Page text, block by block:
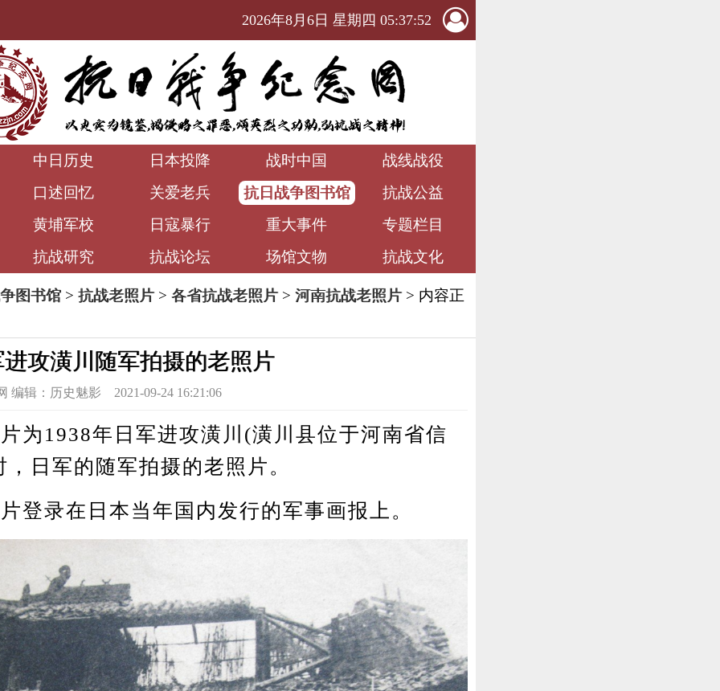
2026年8月6日 星期四 05:37:54
中日历史 日本投降 战时中国
战线战役
口述回忆
关爱老兵 抗日战争图书馆
抗战公益
黄埔军校
日寇暴行 重大事件
专题栏目
抗战研究
抗战论坛 场馆文物 抗战文化
图书馆 > 抗战老照片> 各省抗战老照片> 河南抗战老照片> 内容正
进攻潢川随军拍摄的老照片
编辑：历史魅影 2021-09-24 16:21:06
1938年日军进攻潢川(潢川县位于河南省信
日军的随军拍摄的老照片。
录在日本当年国内发行的军事画报上。